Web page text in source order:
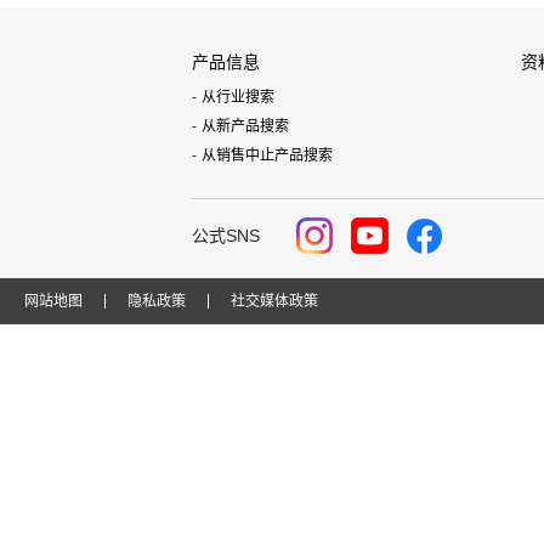
产品信息
从行业搜索
从新产品搜索
从销售中止产品搜索
资
公式SNS
网站地图 隐私政策 社交媒体政策